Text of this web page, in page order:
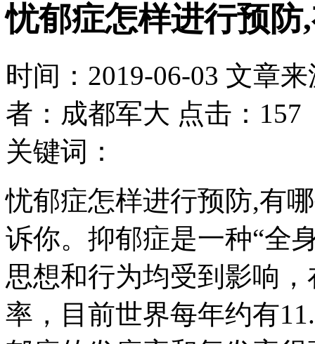
忧郁症怎样进行预防
时间：2019-06-03 文章
者：成都军大 点击：157
关键词：
忧郁症怎样进行预防,有
诉你。抑郁症是一种“全
思想和行为均受到影响
率，目前世界每年约有